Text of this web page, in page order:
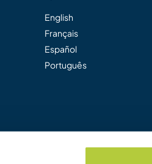
English
Français
Español
Português